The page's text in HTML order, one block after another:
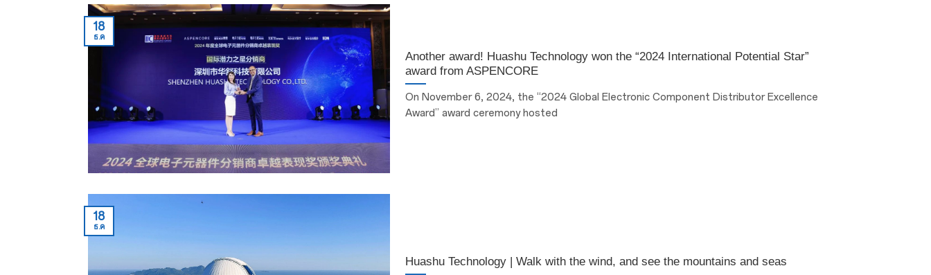
Another award! Huashu Technology won the “2024 International Potential Star”
award from ASPENCORE
On November 6, 2024, the “2024 Global Electronic Component Distributor Excellence
Award” award ceremony hosted
18
ธ.ค
Huashu Technology | Walk with the wind, and see the mountains and seas
18
ธ.ค